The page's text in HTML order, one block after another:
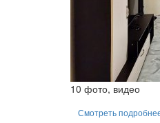
10 фото, видео
Смотреть